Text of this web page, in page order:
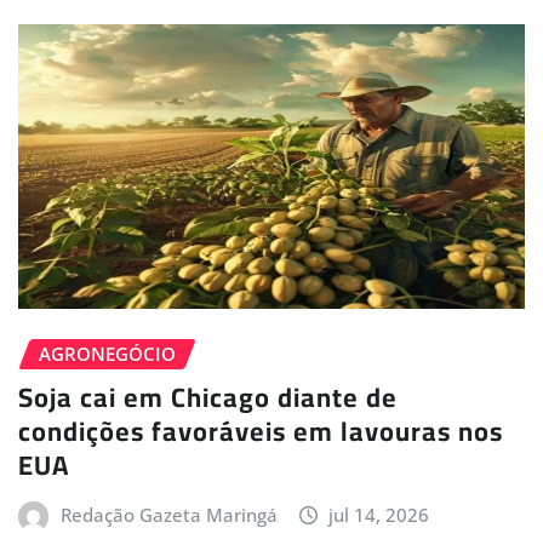
AGRONEGÓCIO
Soja cai em Chicago diante de
condições favoráveis em lavouras nos
EUA
Redação Gazeta Maringá jul 14, 2026